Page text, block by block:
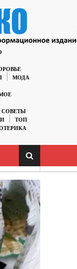
МОДА
СОВЕТЫ
ТОП